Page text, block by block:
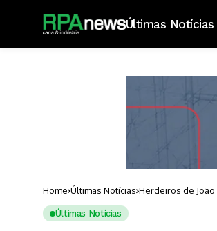
Últimas Notícias
Home Últimas Notícias Herdeiros de
Últimas Notícias